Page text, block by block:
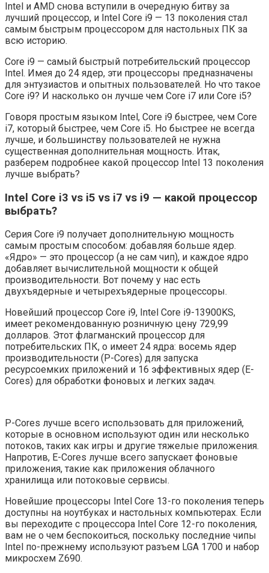
Intel и AMD снова вступили в очередную битву за
лучший процессор, и Intel Core i9 — 13 поколения стал
самым быстрым процессором для настольных ПК за
всю историю.
Core i9 — самый быстрый потребительский процессор
Intel. Имея до 24 ядер, эти процессоры предназначены
для энтузиастов и опытных пользователей. Но что такое
Core i9? И насколько он лучше чем Core i7 или Core i5?
Говоря простым языком Intel, Core i9 быстрее, чем Core
i7, который быстрее, чем Core i5. Но быстрее не всегда
лучше, и большинству пользователей не нужна
существенная дополнительная мощность. Итак,
разберем подробнее какой процессор Intel 13 поколения
лучше выбрать?
Intel Core i3 vs i5 vs i7 vs i9 — какой процессор
выбрать?
Серия Core i9 получает дополнительную мощность
самым простым способом: добавляя больше ядер.
«Ядро» — это процессор (а не сам чип), и каждое ядро ​​
добавляет вычислительной мощности к общей
производительности. Вот почему у нас есть
двухъядерные и четырехъядерные процессоры.
Новейший процессор Core i9, Intel Core i9-13900KS,
имеет рекомендованную розничную цену 729,99
долларов. Этот флагманский процессор для
потребительских ПК, о имеет 24 ядра: восемь ядер
производительности (P-Cores) для запуска
ресурсоемких приложений и 16 эффективных ядер (E-
Cores) для обработки фоновых и легких задач.
P-Cores лучше всего использовать для приложений,
которые в основном используют один или несколько
потоков, таких как игры и другие тяжелые приложения.
Напротив, E-Cores лучше всего запускает фоновые
приложения, такие как приложения облачного
хранилища или потоковые сервисы.
Новейшие процессоры Intel Core 13-го поколения теперь
доступны на ноутбуках и настольных компьютерах. Если
вы переходите с процессора Intel Core 12-го поколения,
вам не о чем беспокоиться, поскольку последние чипы
Intel по-прежнему используют разъем LGA 1700 и набор
микросхем Z690.